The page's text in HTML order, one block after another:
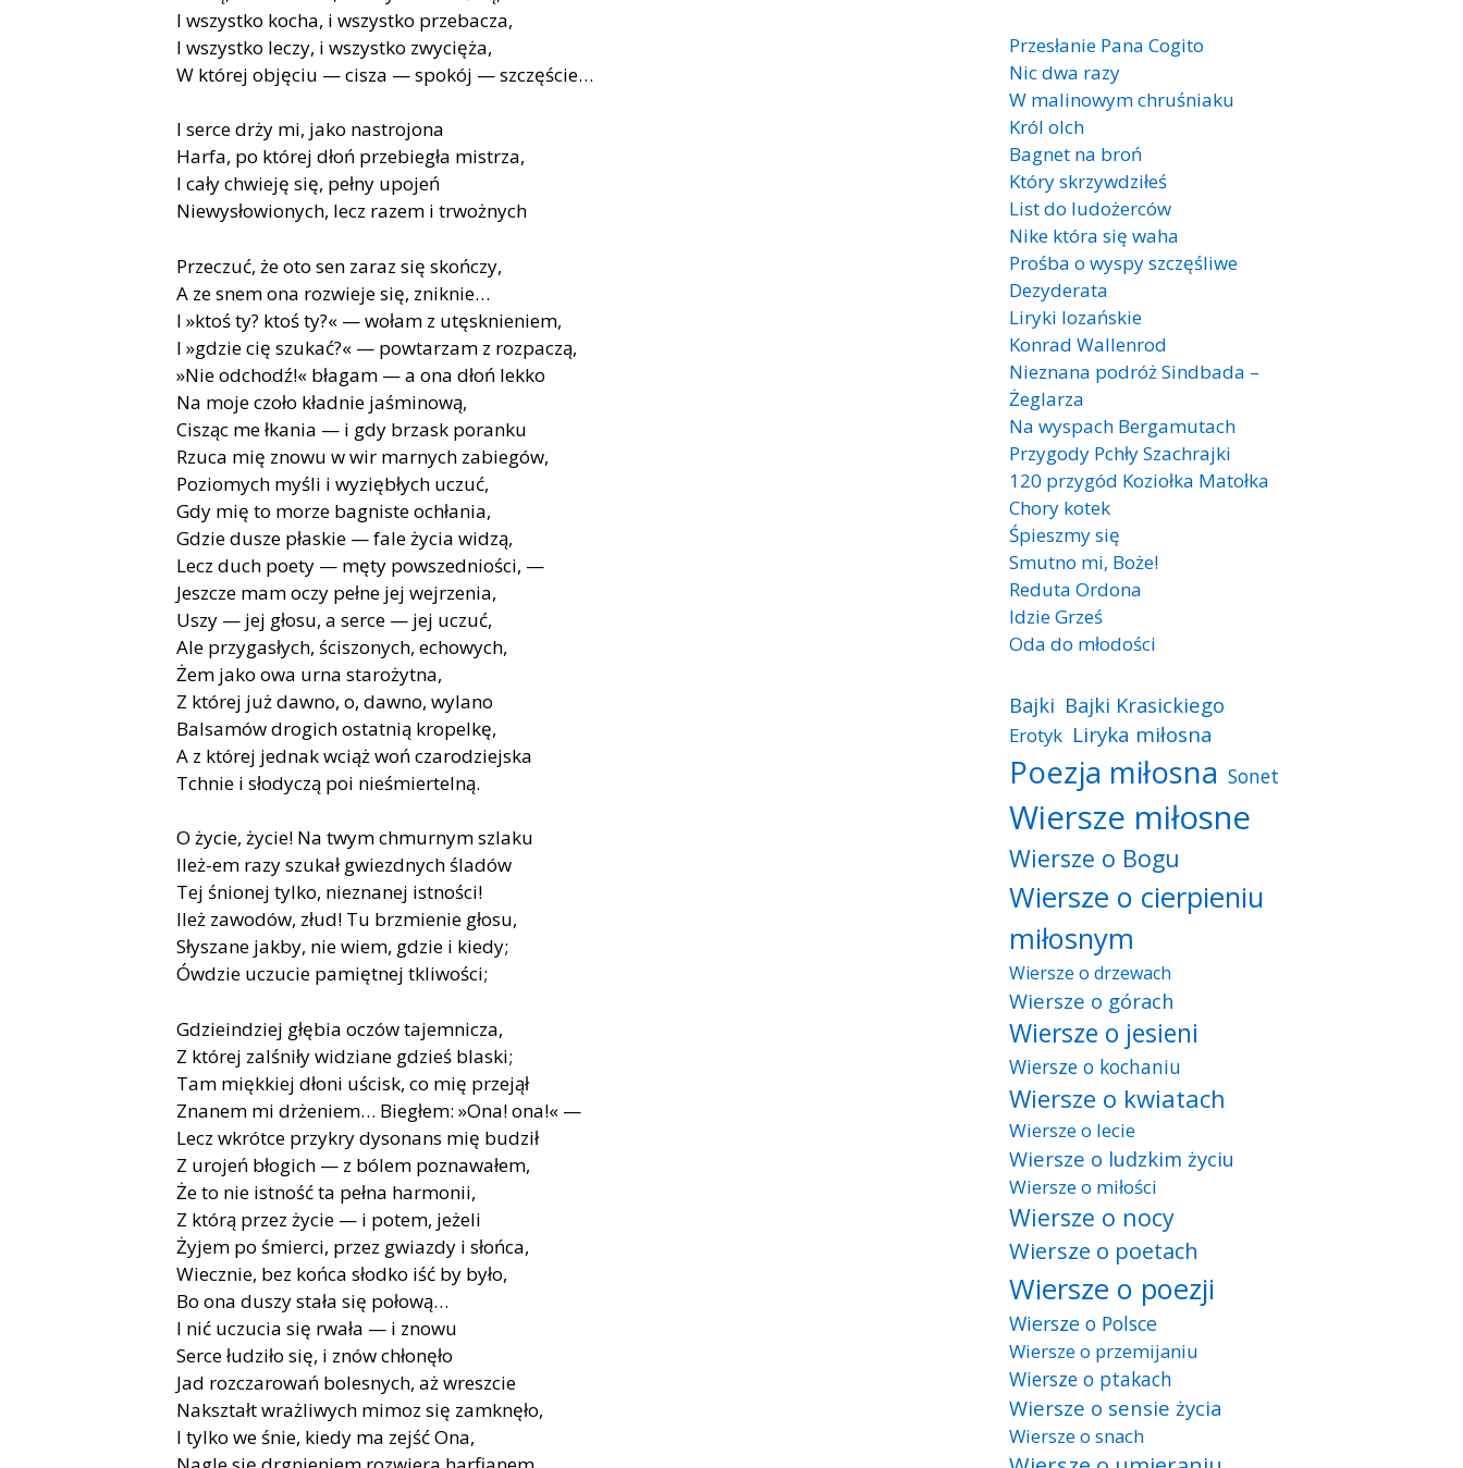
I wszystko kocha, i wszystko przebacza,
I wszystko leczy, i wszystko zwycięża,
W której objęciu — cisza — spokój — szczęście…
I serce drży mi, jako nastrojona
Harfa, po której dłoń przebiegła mistrza,
I cały chwieję się, pełny upojeń
Niewysłowionych, lecz razem i trwożnych
Przeczuć, że oto sen zaraz się skończy,
A ze snem ona rozwieje się, zniknie…
I »ktoś ty? ktoś ty?« — wołam z utęsknieniem,
I »gdzie cię szukać?« — powtarzam z rozpaczą,
»Nie odchodź!« błagam — a ona dłoń lekko
Na moje czoło kładnie jaśminową,
Cisząc me łkania — i gdy brzask poranku
Rzuca mię znowu w wir marnych zabiegów,
Poziomych myśli i wyziębłych uczuć,
Gdy mię to morze bagniste ochłania,
Gdzie dusze płaskie — fale życia widzą,
Lecz duch poety — męty powszedniości, —
Jeszcze mam oczy pełne jej wejrzenia,
Uszy — jej głosu, a serce — jej uczuć,
Ale przygasłych, ściszonych, echowych,
Żem jako owa urna starożytna,
Z której już dawno, o, dawno, wylano
Balsamów drogich ostatnią kropelkę,
A z której jednak wciąż woń czarodziejska
Tchnie i słodyczą poi nieśmiertelną.
O życie, życie! Na twym chmurnym szlaku
Ileż-em razy szukał gwiezdnych śladów
Tej śnionej tylko, nieznanej istności!
Ileż zawodów, złud! Tu brzmienie głosu,
Słyszane jakby, nie wiem, gdzie i kiedy;
Ówdzie uczucie pamiętnej tkliwości;
Gdzieindziej głębia oczów tajemnicza,
Z której zalśniły widziane gdzieś blaski;
Tam miękkiej dłoni uścisk, co mię przejął
Znanem mi drżeniem… Biegłem: »Ona! ona!« —
Lecz wkrótce przykry dysonans mię budził
Z urojeń błogich — z bólem poznawałem,
Że to nie istność ta pełna harmonii,
Z którą przez życie — i potem, jeżeli
Żyjem po śmierci, przez gwiazdy i słońca,
Wiecznie, bez końca słodko iść by było,
Bo ona duszy stała się połową…
I nić uczucia się rwała — i znowu
Serce łudziło się, i znów chłonęło
Jad rozczarowań bolesnych, aż wreszcie
Nakształt wrażliwych mimoz się zamknęło,
I tylko we śnie, kiedy ma zejść Ona,
Przesłanie Pana Cogito
Nic dwa razy
W malinowym chruśniaku
Król olch
Bagnet na broń
Który skrzywdziłeś
List do ludożerców
Nike która się waha
Prośba o wyspy szczęśliwe
Dezyderata
Liryki lozańskie
Konrad Wallenrod
Nieznana podróż Sindbada –
Żeglarza
Na wyspach Bergamutach
Przygody Pchły Szachrajki
120 przygód Koziołka Matołka
Chory kotek
Śpieszmy się
Smutno mi, Boże!
Reduta Ordona
Idzie Grześ
Oda do młodości
Bajki Bajki Krasickiego
Erotyk Liryka miłosna
Poezja miłosna Sonet
Wiersze miłosne
Wiersze o Bogu
Wiersze o cierpieniu
miłosnym
Wiersze o drzewach
Wiersze o górach
Wiersze o jesieni
Wiersze o kochaniu
Wiersze o kwiatach
Wiersze o lecie
Wiersze o ludzkim życiu
Wiersze o miłości
Wiersze o nocy
Wiersze o poetach
Wiersze o poezji
Wiersze o Polsce
Wiersze o przemijaniu
Wiersze o ptakach
Wiersze o sensie życia
Wiersze o snach